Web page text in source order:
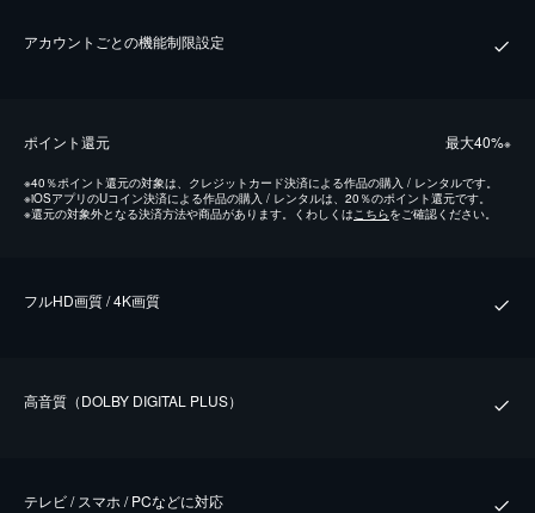
アカウントごとの機能制限設定
ポイント還元 最⼤40%※
※40％ポイント還元の対象は、クレジットカード決済による作品の購入 / レンタルです。
※iOSアプリのUコイン決済による作品の購入 / レンタルは、20％のポイント還元です。
※還元の対象外となる決済方法や商品があります。くわしくはこちらをご確認ください。
フルHD画質 / 4K画質
⾼⾳質（DOLBY DIGITAL PLUS）
テレビ / スマホ / PCなどに対応